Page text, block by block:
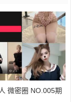
微密圈 NO.005期